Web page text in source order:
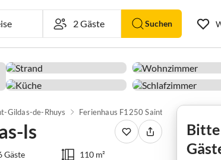
Suchen
Gildas-de-Rhuys Ferienhaus F1250 Saint-Gildas-ls
ls
Gäste 110 m²
Bitte